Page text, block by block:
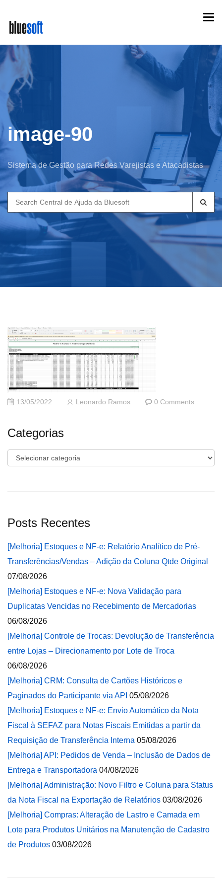
main
content
image-90
Sistema de Gestão para Redes Varejistas e Atacadistas
Search
for:
13/05/2022 Leonardo Ramos 0 Comments
Categorias
Categorias
Posts Recentes
[Melhoria] Estoques e NF-e: Relatório Analítico de Pré-
Transferências/Vendas – Adição da Coluna Qtde Original
07/08/2026
[Melhoria] Estoques e NF-e: Nova Validação para
Duplicatas Vencidas no Recebimento de Mercadorias
06/08/2026
[Melhoria] Controle de Trocas: Devolução de Transferência
entre Lojas – Direcionamento por Lote de Troca
06/08/2026
[Melhoria] CRM: Consulta de Cartões Históricos e
Paginados do Participante via API 05/08/2026
[Melhoria] Estoques e NF-e: Envio Automático da Nota
Fiscal à SEFAZ para Notas Fiscais Emitidas a partir da
Requisição de Transferência Interna 05/08/2026
[Melhoria] API: Pedidos de Venda – Inclusão de Dados de
Entrega e Transportadora 04/08/2026
[Melhoria] Administração: Novo Filtro e Coluna para Status
da Nota Fiscal na Exportação de Relatórios 03/08/2026
[Melhoria] Compras: Alteração de Lastro e Camada em
Lote para Produtos Unitários na Manutenção de Cadastro
de Produtos 03/08/2026